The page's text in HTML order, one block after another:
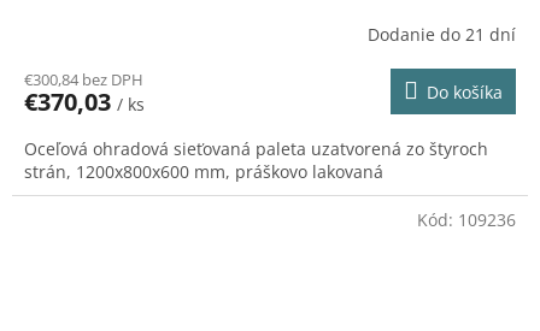
A
R
M
Dodanie do 21 dní
€300,84 bez DPH
€370,03 / ks
Do košíka
Oceľová ohradová sieťovaná paleta uzatvorená zo štyroch
strán, 1200x800x600 mm, práškovo lakovaná
Kód: 109236